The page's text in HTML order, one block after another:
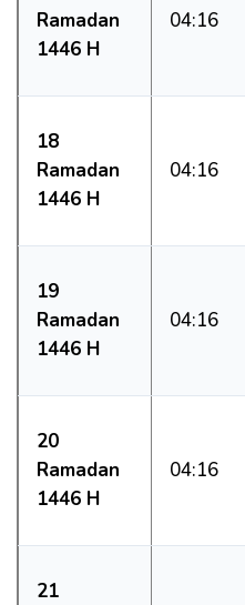
Ramadan
1446 H
04:16
18
Ramadan
1446 H
04:16
19
Ramadan
1446 H
04:16
20
Ramadan
1446 H
04:16
21